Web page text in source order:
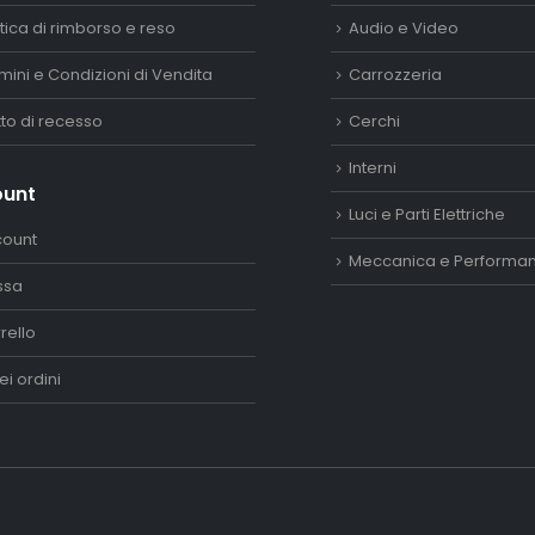
di rimborso e reso
e Condizioni di Vendita
di recesso
ordini
Audio e Video
Carrozzeria
Cerchi
Interni
Luci e Parti Elettriche
Meccanica e